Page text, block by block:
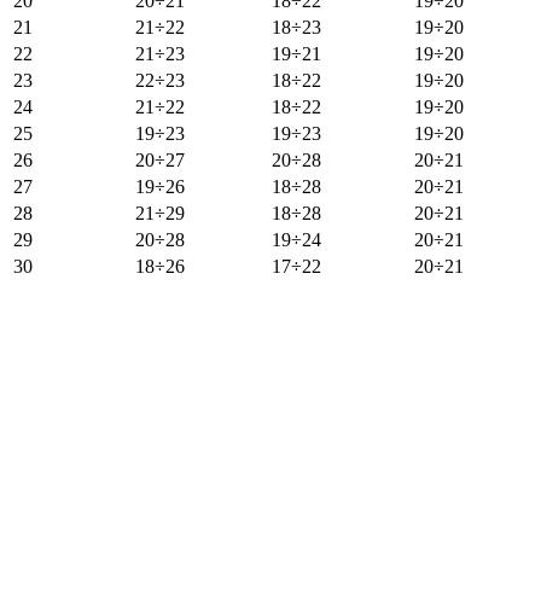
21
21÷22 18÷23
19÷20
22
21÷23 19÷21
19÷20
23
22÷23 18÷22
19÷20
24
21÷22 18÷22
19÷20
25
19÷23 19÷23
19÷20
26
20÷27 20÷28
20÷21
27
19÷26 18÷28
20÷21
28
21÷29 18÷28
20÷21
29
20÷28 19÷24
20÷21
30
18÷26 17÷22 20÷21